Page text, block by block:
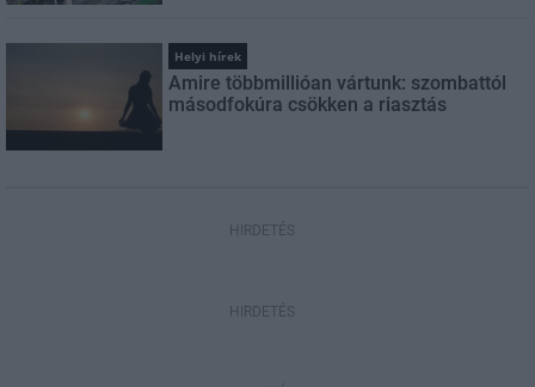
Helyi hírek
Amire többmillióan vártunk: szombattól
másodfokúra csökken a riasztás
HIRDETÉS
HIRDETÉS